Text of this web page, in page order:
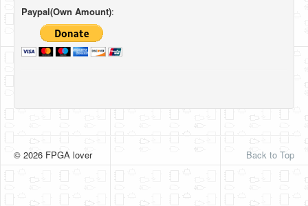
Paypal(Own Amount):
Back to Top
© 2026 FPGA lover